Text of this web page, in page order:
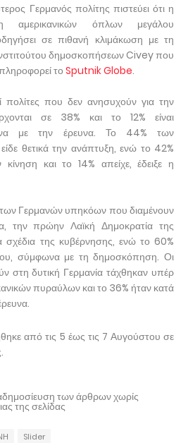
Γερμανός πολίτης πιστεύει ότι η
αμερικανικών όπλων μεγάλου
σε πιθανή κλιμάκωση με τη
δημοσκοπήσεων Civey που
το Sputnik Globe.
πολίτες που δεν ανησυχούν για την
σε 38% και το 12% είναι
με την έρευνα. Το 44% των
θετικά την ανάπτυξη, ενώ το 42%
κίνηση και το 14% απείχε, έδειξε η
Γερμανών υπηκόων που διαμένουν
την πρώην Λαϊκή Δημοκρατία της
σχέδια της κυβέρνησης, ενώ το 60%
σύμφωνα με τη δημοσκόπηση. Οι
στη δυτική Γερμανία τάχθηκαν υπέρ
πυραύλων και το 36% ήταν κατά
από τις 5 έως τις 7 Αυγούστου σε
των άρθρων χωρίς
της σελίδας
Slider